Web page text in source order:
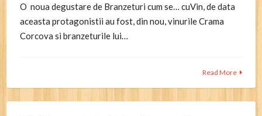
O noua degustare de Branzeturi cum se… cuVin, de data
aceasta protagonistii au fost, din nou, vinurile Crama
Corcova si branzeturile lui…
Read More